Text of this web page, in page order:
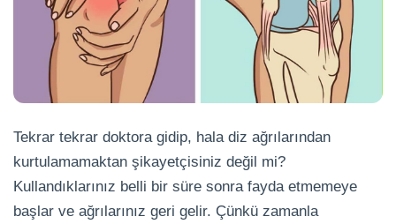
Tekrar tekrar doktora gidip, hala diz ağrılarından
kurtulamamaktan şikayetçisiniz değil mi?
Kullandıklarınız belli bir süre sonra fayda etmemeye
başlar ve ağrılarınız geri gelir. Çünkü zamanla